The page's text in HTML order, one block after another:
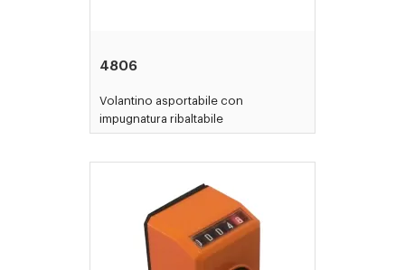
4806
Volantino asportabile con
impugnatura ribaltabile